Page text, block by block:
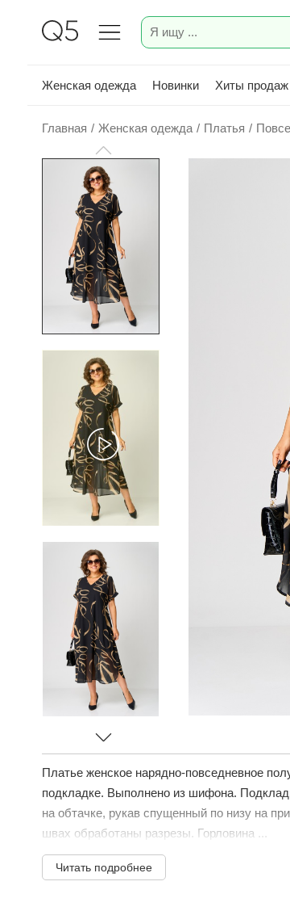
Женская одежда Новинки Хиты продаж
Главная / Женская одежда / Платья /
Платье женское нарядно-повседневное
подкладке. Выполнено из шифона.
на обтачке, рукав спущенный по низу на
швах обработаны разрезы. Горловина ...
Читать подробнее